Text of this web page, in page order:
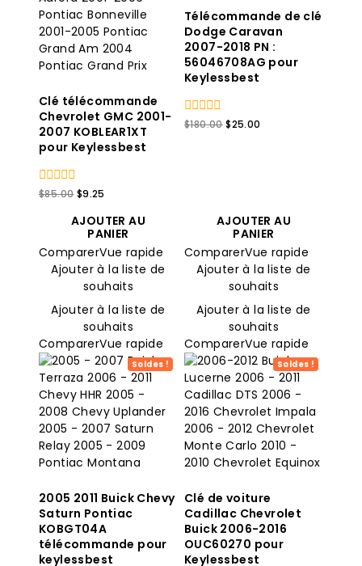
Clé télécommande
Chevrolet GMC 2001-
2007 KOBLEAR1XT
pour Keylessbest
0
$85.00 Le
original
était
:
$85.00.
$9.25
actuel
est
:
$9.25.
AJOUTER AU
PANIER
ComparerVue rapide
Ajouter à la liste de
souhaits
Télécommande de clé
Dodge Caravan
2007-2018 PN :
56046708AG pour
Keylessbest
0
$180.00Le
$25.00
AJOUTER AU
PANIER
ComparerVue rapide
Ajouter à la liste de
souhaits
Ajouter à la liste de
souhaits
ComparerVue rapide
Soldes !
2005 2011 Buick Chevy
Saturn Pontiac
KOBGT04A
télécommande pour
keylessbest
Ajouter à la liste de
souhaits
ComparerVue rapide
Soldes !
Clé de voiture
Cadillac Chevrolet
Buick 2006-2016
OUC60270 pour
Keylessbest